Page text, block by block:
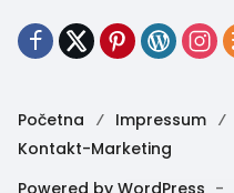
Početna Impressum
Kontakt-Marketing